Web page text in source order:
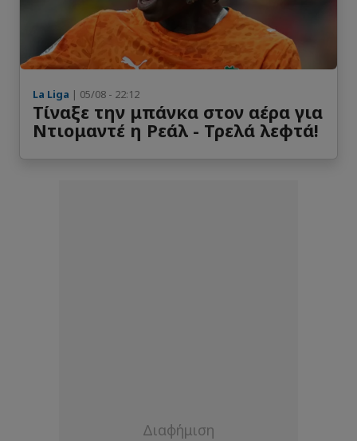
La Liga | 05/08 - 22:12
Τίναξε την μπάνκα στον αέρα για
Ντιομαντέ η Ρεάλ - Τρελά λεφτά!